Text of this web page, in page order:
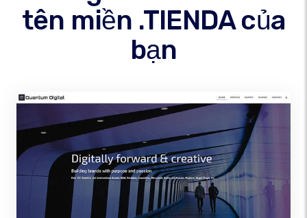
tên miền .TIENDA của
bạn